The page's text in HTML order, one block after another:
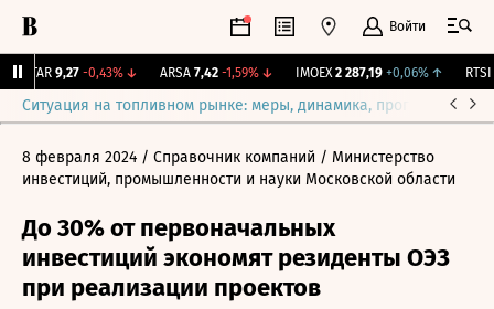
Войти
UTAR 9,27 -0,43%↓ ARSA 7,42 -1,59%↓ IMOEX 2 287,19 +0,06%↑ RTSI
Ситуация на топливном рынке: меры, динамика, прогнозы
8 февраля 2024 / Справочник компаний / Министерство
инвестиций, промышленности и науки Московской области
До 30% от первоначальных
инвестиций экономят резиденты ОЭЗ
при реализации проектов